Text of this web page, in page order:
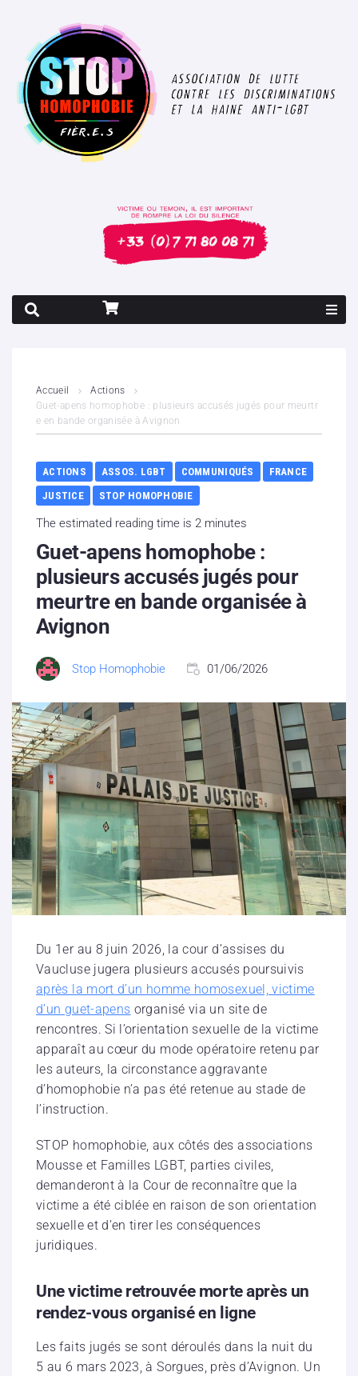
Contenus litigieux
Nous soutenir
Boutique
Partenaires
Contacts
Hébergement solidaire
Accueil
Actions
Guet-apens homophobe : plusieurs accusés jugés pour meurtr
e en bande organisée à Avignon
ACTIONS ASSOS. LGBT COMMUNIQUÉS
FRANCE
JUSTICE
STOP HOMOPHOBIE
The estimated reading time is 2 minutes
Guet-apens homophobe :
plusieurs accusés jugés pour
meurtre en bande organisée à
Avignon
Stop Homophobie 01/06/2026
Du 1er au 8 juin 2026, la cour d’assises du
Vaucluse jugera plusieurs accusés poursuivis
après la mort d’un homme homosexuel, victime
d’un guet-apens organisé via un site de
rencontres. Si l’orientation sexuelle de la victime
apparaît au cœur du mode opératoire retenu par
les auteurs, la circonstance aggravante
d’homophobie n’a pas été retenue au stade de
l’instruction.
STOP homophobie, aux côtés des associations
Mousse et Familles LGBT, parties civiles,
demanderont à la Cour de reconnaître que la
victime a été ciblée en raison de son orientation
sexuelle et d’en tirer les conséquences
juridiques.
Une victime retrouvée morte après un
rendez-vous organisé en ligne
Les faits jugés se sont déroulés dans la nuit du
5 au 6 mars 2023, à Sorgues, près d’Avignon. Un